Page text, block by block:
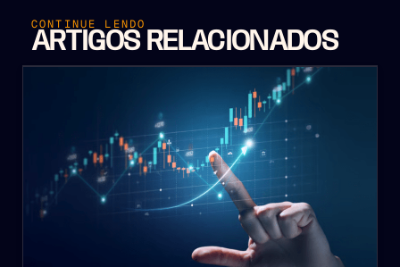
CONTINUE LENDO
ARTIGOS RELACIONADOS